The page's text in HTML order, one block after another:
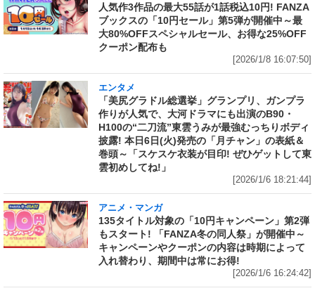
人気作3作品の最大55話が1話税込10円! FANZA
ブックスの「10円セール」第5弾が開催中～最
大80%OFFスペシャルセール、お得な25%OFF
クーポン配布も
[2026/1/8 16:07:50]
エンタメ
「美尻グラドル総選挙」グランプリ、ガンプラ
作りが人気で、大河ドラマにも出演のB90・
H100の“二刀流”東雲うみが最強むっちりボディ
披露! 本日6日(火)発売の「月チャン」の表紙＆
巻頭～「スケスケ衣装が目印! ぜひゲットして東
雲初めしてね!」
[2026/1/6 18:21:44]
アニメ・マンガ
135タイトル対象の「10円キャンペーン」第2弾
もスタート! 「FANZA冬の同人祭」が開催中～
キャンペーンやクーポンの内容は時期によって
入れ替わり、期間中は常にお得!
[2026/1/6 16:24:42]